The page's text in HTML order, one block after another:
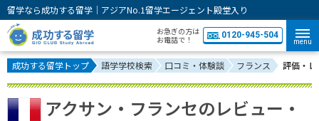
留学なら成功する留学｜アジアNo.1留学エージェント殿堂入り
お急ぎの方は
お電話で！
0120-945-504
menu
成功する留学トップ 語学学校検索 口コミ・体験談 フランス 評価・
アクサン・フランセのレビュー・